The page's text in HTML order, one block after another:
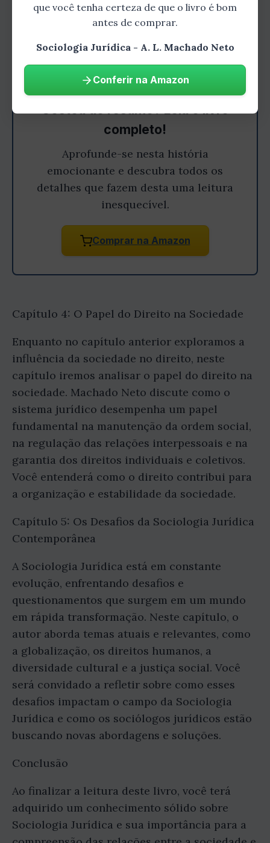
Gostou do resumo? Leia o livro
completo!
Aprofunde-se nesta história
emocionante e descubra todos os
detalhes que fazem desta uma leitura
inesquecível.
Comprar na Amazon
Capítulo 4: O Papel do Direito na Sociedade
Enquanto no capítulo anterior exploramos a
influência da sociedade no direito, neste
capítulo iremos analisar o papel do direito na
sociedade. Machado Neto discute como o
sistema jurídico desempenha um papel
fundamental na manutenção da ordem social,
na regulação das relações interpessoais e na
garantia dos direitos individuais e coletivos.
Você entenderá como o direito contribui para
a organização e estabilidade da sociedade.
Capítulo 5: Os Desafios da Sociologia Jurídica
Contemporânea
A Sociologia Jurídica está em constante
evolução, enfrentando desafios e
questionamentos que surgem em um mundo
em rápida transformação. Neste capítulo, o
autor aborda temas atuais e relevantes, como
a globalização, os direitos humanos, a
diversidade cultural e a justiça social. Você
será convidado a refletir sobre como esses
desafios impactam o campo da Sociologia
Jurídica e como os sociólogos jurídicos estão
buscando novas abordagens e soluções.
Conclusão
Ao finalizar a leitura deste livro, você terá
adquirido um conhecimento sólido sobre
Sociologia Jurídica e sua importância para a
que você tenha certeza de que o livro é bom
antes de comprar.
Sociologia Jurídica - A. L. Machado Neto
Conferir na Amazon